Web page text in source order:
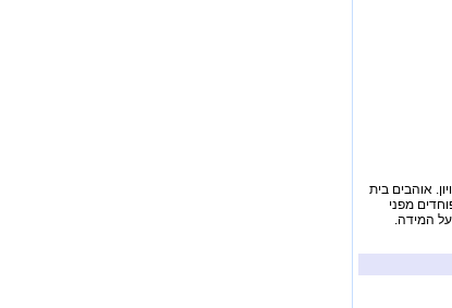
אוהבים בית
מפני
על המידה.